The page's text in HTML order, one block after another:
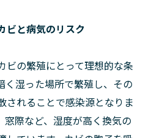
ビと病気のリスク
ビの繁殖にとって理想的な条
く湿った場所で繁殖し、その
されることで感染源となりま
窓際など、湿度が高く換気の